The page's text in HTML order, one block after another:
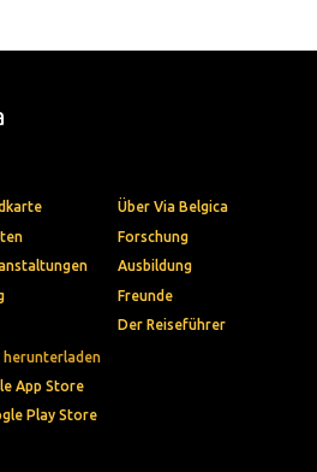
herunterladen
App Store
Play Store
Über Via Belgica
Forschung
Ausbildung
Freunde
Der Reiseführer